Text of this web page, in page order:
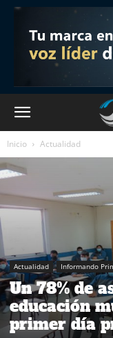
Inicio Actualidad
Actualidad Informando
Un 78% de
educación
primer día